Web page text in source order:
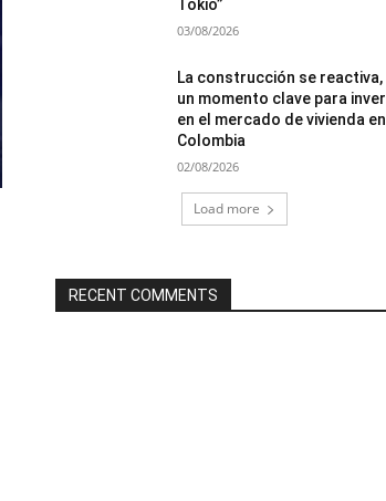
Tokio”
03/08/2026
La construcción se reactiva,
un momento clave para
en el mercado de vivienda en
Colombia
02/08/2026
Load more
RECENT COMMENTS